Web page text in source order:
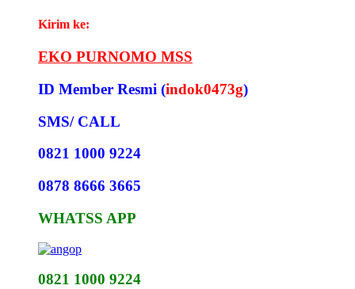
Kirim ke:
EKO PURNOMO MSS
ID Member Resmi (indok0473g)
SMS/ CALL
0821 1000 9224
0878 8666 3665
WHATSS APP
0821 1000 9224